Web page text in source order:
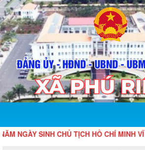
SINH CHỦ TỊCH HỒ CHÍ MINH VĨ